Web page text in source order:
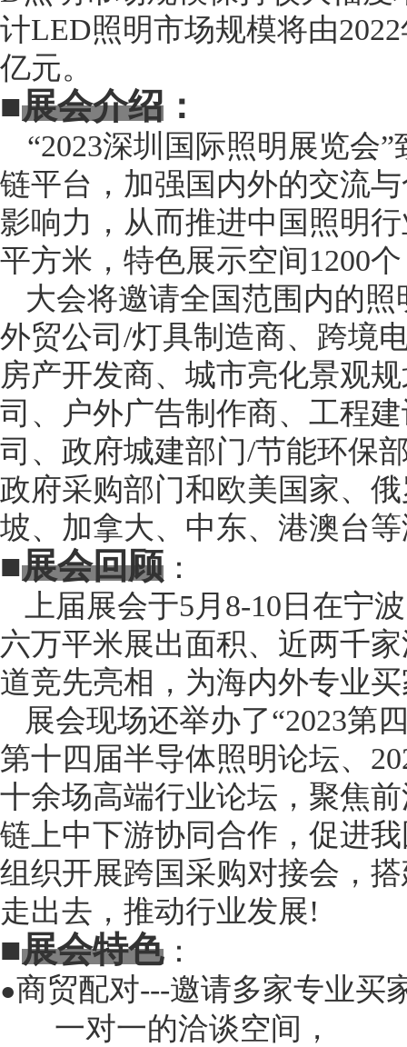
计LED照明市场规模将由
亿元。
■展会介绍 ：
“2023深圳 国际照明展览会”
链平台 ，加强国内外的交流
影响力 ，从而推进中国照明
平方米，特色展示空间 1200个
大会将邀请全国范围内的
外贸公司 /灯具制造商、 跨境
房产开发商、城市亮化景观
司、户外广告制作商、工程
司、政府城建部门/节能环保
政府采购部门和欧美国家、
坡、加拿大、 中东、 港澳台
■展会回顾 ：
上届展会于5月8-10日在宁
六万平米展出面积、近两千
道竞先亮相，为海内外专业
展会现场还举办了“2023第
第十四届半导体照明论坛、
十余场高端行业论坛，聚焦
链上中下游协同合作，促进
组织开展跨国采购对接会，
走出去，推动行业发展!
■展会特色：
●商贸配对---邀请多家专业买
一对一的洽谈空间，